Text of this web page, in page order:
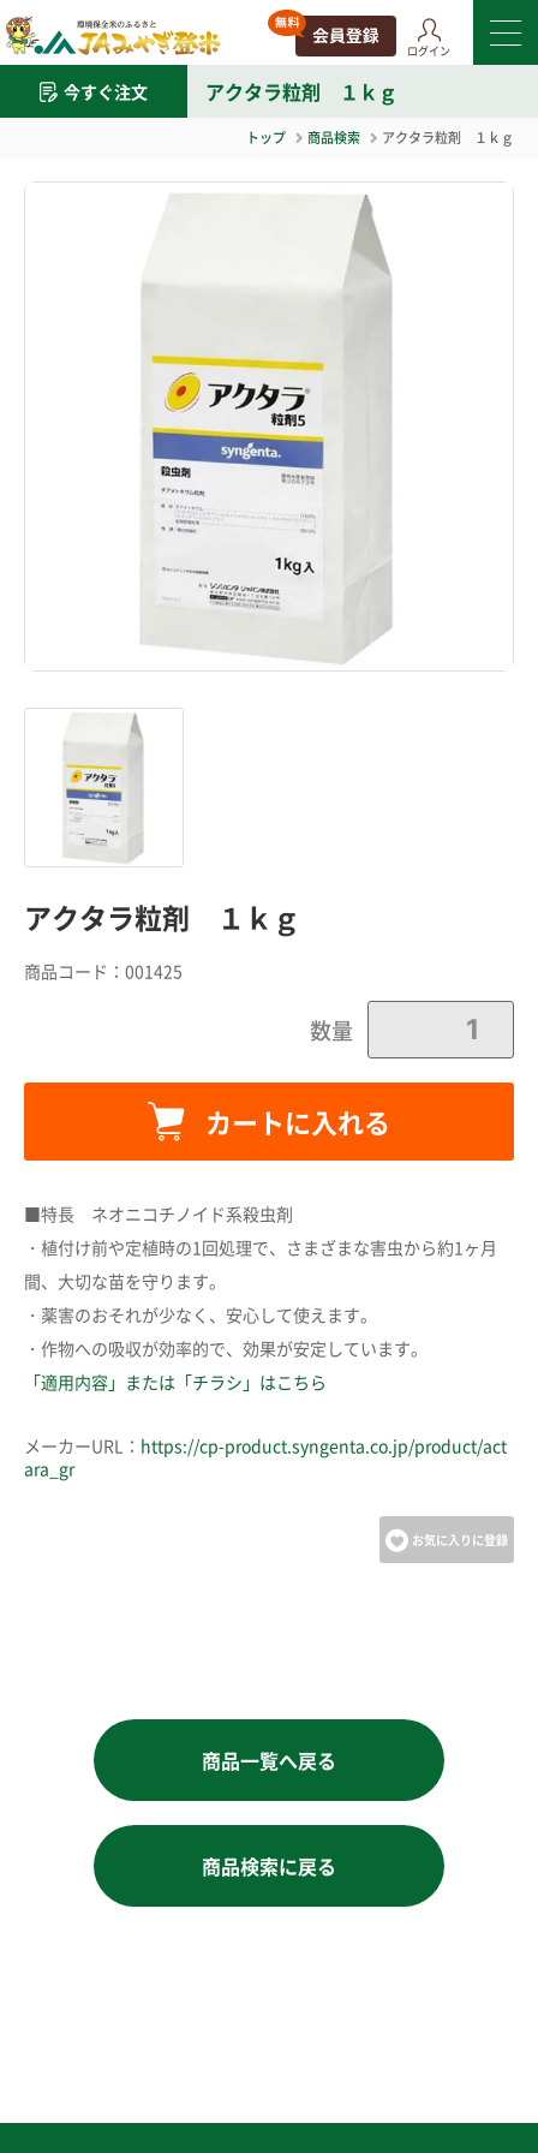
ログイン
今すぐ注文 アクタラ粒剤 １ｋｇ
トップ 商品検索 アクタラ粒剤 １ｋｇ
アクタラ粒剤 １ｋｇ
商品コード： 001425
数量
カートに入れる
お買い物を続ける
カートへ進む
■特長 ネオニコチノイド系殺虫剤
・植付け前や定植時の1回処理で、さまざまな害虫から約1ヶ月
間、大切な苗を守ります。
・薬害のおそれが少なく、安心して使えます。
・作物への吸収が効率的で、効果が安定しています。
「適用内容」または「チラシ」はこちら
メーカーURL： https://cp-product.syngenta.co.jp/product/act
ara_gr
お気に入りに登録
商品一覧へ戻る
商品検索に戻る